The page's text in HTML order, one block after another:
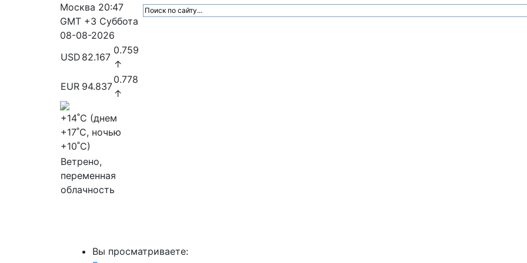
Москва 20:47
GMT +3 Суббота
08-08-2026
USD 82.167
0.759
↑
EUR 94.837
0.778
↑
+14˚C (днем
+17˚C, ночью
+10˚C)
Ветрено,
переменная
облачность
Вы просматриваете: